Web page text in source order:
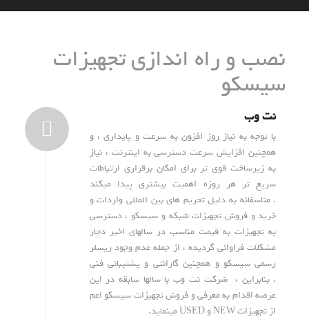
نصب و راه اندازی تجهیزات
سیسکو
نت وب
با توجه به نیاز روز افزون به سرعت و پایداری ، و
همچنین افزایش سرعت دسترسی به اینترنت ، نیاز
به زیرساخت قوی تر برای امکان برقراری ارتباطات
سریع تر هر روزه اهمیت بیشتری پیدا میکند
. متاسفانه به دلیل تحریم های بین المللی واردات و
خرید و فروش تجهیزات شبکه و سیسکو ، دسترسی
به تجهیزات به قیمت مناسب در سالهای اخیر دچار
مشکلات فراوانی گردیده ، از جمله عدم وجود ریسلر
رسمی سیسکو و همچنین گارانتی و پشتیبانی فنی
. بنابراین ، شرکت نت وب با سالها سابقه در این
عرصه اقدام به معرفی و فروش تجهیزات سیسکو اعم
از تجهیزات NEW و USED مینماید.